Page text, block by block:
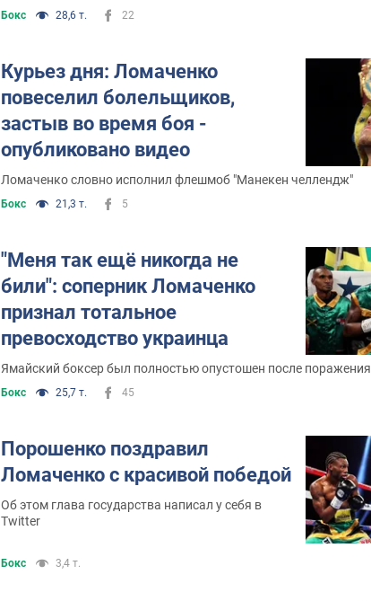
Бокс 28,6 т. 22
Курьез дня: Ломаченко
повеселил болельщиков,
застыв во время боя -
опубликовано видео
Ломаченко словно исполнил флешмоб "Манекен челлендж"
Бокс 21,3 т. 5
"Меня так ещё никогда не
били": соперник Ломаченко
признал тотальное
превосходство украинца
Ямайский боксер был полностью опустошен после поражения
Бокс 25,7 т. 45
Порошенко поздравил
Ломаченко с красивой победой
Об этом глава государства написал у себя в
Twitter
Бокс 3,4 т.